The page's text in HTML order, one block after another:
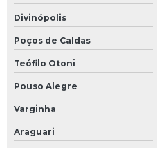
Divinópolis
Poços de Caldas
Teófilo Otoni
Pouso Alegre
Varginha
Araguari